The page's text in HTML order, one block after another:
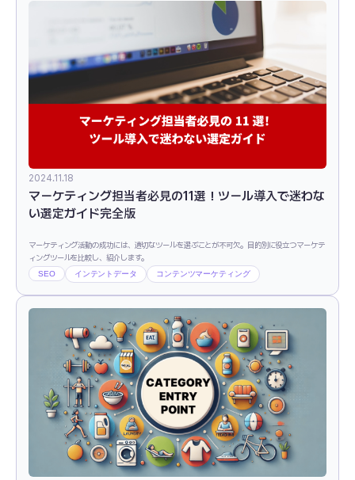
2024.11.18
マーケティング担当者必見の11選！ツール導入で迷わな
い選定ガイド完全版
マーケティング活動の成功には、適切なツールを選ぶことが不可欠。目的別に役立つマーケテ
ィングツールを比較し、紹介します。
SEO インテントデータ コンテンツマーケティング